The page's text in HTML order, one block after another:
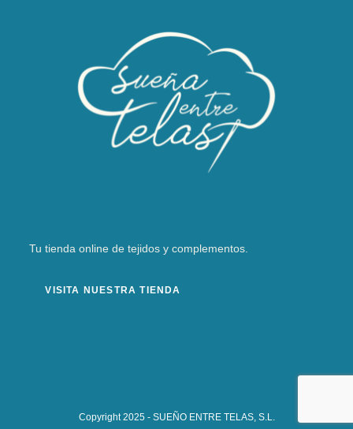
Tu tienda online de tejidos y complementos.
VISITA NUESTRA TIENDA
Copyright 2025 - SUEÑO ENTRE TELAS, S.L.